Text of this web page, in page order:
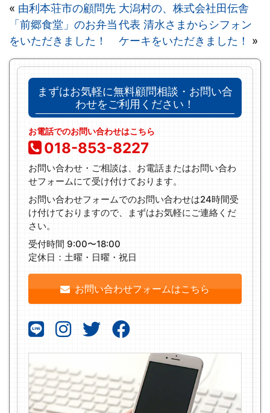
« 由利本荘市の顧問先
「前郷食堂」のお弁当
をいただきました！
大潟村の、株式会社田伝舎
代表 清水さまからシフォン
ケーキをいただきました！
»
まずはお気軽に無料顧問相談・お問い合
わせをご利用ください！
お電話でのお問い合わせはこちら
018-853-8227
お問い合わせ・ご相談は、お電話またはお問い合わ
せフォームにて受け付けております。
お問い合わせフォームでのお問い合わせは24時間受
け付けておりますので、まずはお気軽にご連絡くだ
さい。
受付時間 9:00〜18:00
定休日：土曜・日曜・祝日
お問い合わせフォームはこちら